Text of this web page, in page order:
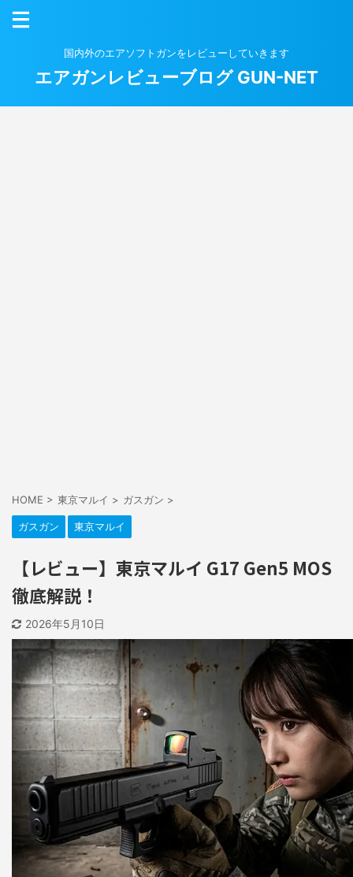
国内外のエアソフトガンをレビューしていきます
エアガンレビューブログ GUN-NET
HOME > 東京マルイ > ガスガン >
ガスガン 東京マルイ
【レビュー】東京マルイ G17 Gen5 MOS
徹底解説！
2026年5月10日